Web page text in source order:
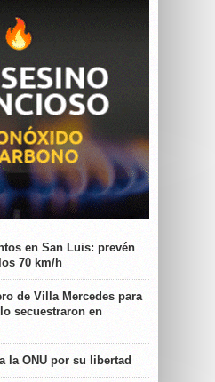
en San Luis: prevén
70 km/h
de Villa Mercedes para
secuestraron en
la ONU por su libertad